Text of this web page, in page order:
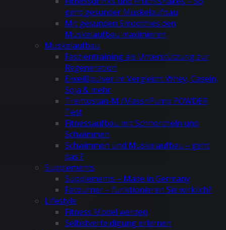
geht gesunder Muskelaufbau
Mit gesunden Smoothies den
Muskelaufbau maximieren
Muskelaufbau
Faszientraining als Unterstützung zur
Regeneration
Eiweißpulver im Vergleich: Whey, Casein,
Soja & mehr
Trentostan-M /MassnPump POWDER
Test
Fitnessaufbau mit Schnorcheln und
Schwimmen
Schwimmen und Muskelaufbau – geht
das ?
Supplements
Supplements – Made in Germany
Fatburner – funktionieren Sie wirklich?
Lifestyle
Fitness Model werden
Selbstverteidigung erlernen